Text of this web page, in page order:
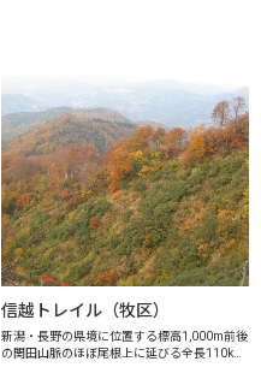
信越トレイル（牧区）
新潟・長野の県境に位置する標高1,000m前後
の関田山脈のほぼ尾根上に延びる全長110km